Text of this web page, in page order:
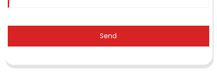
Send